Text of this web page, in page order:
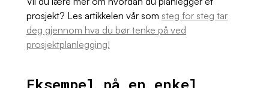
prosjekt? Les artikkelen vår som steg for steg tar
deg gjennom hva du bør tenke på ved
prosjektplanlegging!